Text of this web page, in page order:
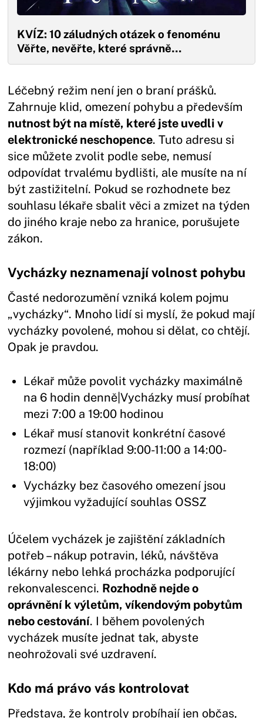
KVÍZ: 10 záludných otázek o fenoménu
Věřte, nevěřte, které správně…
Léčebný režim není jen o braní prášků.
Zahrnuje klid, omezení pohybu a především
nutnost být na místě, které jste uvedli v
elektronické neschopence. Tuto adresu si
sice můžete zvolit podle sebe, nemusí
odpovídat trvalému bydlišti, ale musíte na ní
být zastižitelní. Pokud se rozhodnete bez
souhlasu lékaře sbalit věci a zmizet na týden
do jiného kraje nebo za hranice, porušujete
zákon.
Vycházky neznamenají volnost pohybu
Časté nedorozumění vzniká kolem pojmu
„vycházky“. Mnoho lidí si myslí, že pokud mají
vycházky povolené, mohou si dělat, co chtějí.
Opak je pravdou.
Lékař může povolit vycházky maximálně
na 6 hodin denně|Vycházky musí probíhat
mezi 7:00 a 19:00 hodinou
Lékař musí stanovit konkrétní časové
rozmezí (například 9:00-11:00 a 14:00-
18:00)
Vycházky bez časového omezení jsou
výjimkou vyžadující souhlas OSSZ
Účelem vycházek je zajištění základních
potřeb – nákup potravin, léků, návštěva
lékárny nebo lehká procházka podporující
rekonvalescenci. Rozhodně nejde o
oprávnění k výletům, víkendovým pobytům
nebo cestování. I během povolených
vycházek musíte jednat tak, abyste
neohrožovali své uzdravení.
Kdo má právo vás kontrolovat
Představa, že kontroly probíhají jen občas,